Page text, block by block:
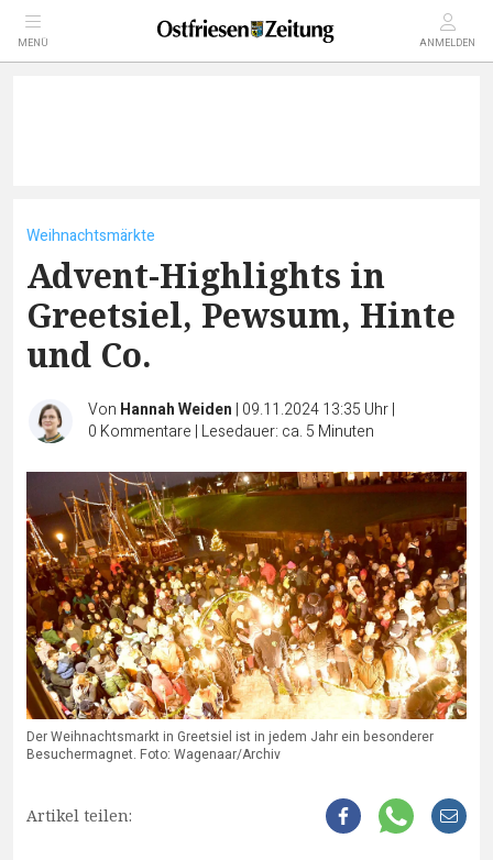
MENÜ ANMELDEN
Weihnachtsmärkte
Advent-Highlights in
Greetsiel, Pewsum, Hinte
und Co.
Von Hannah Weiden | 09.11.2024 13:35 Uhr|
0 Kommentare | Lesedauer: ca. 5 Minuten
Der Weihnachtsmarkt in Greetsiel ist in jedem Jahr ein besonderer
Besuchermagnet. Foto: Wagenaar/Archiv
Artikel teilen: